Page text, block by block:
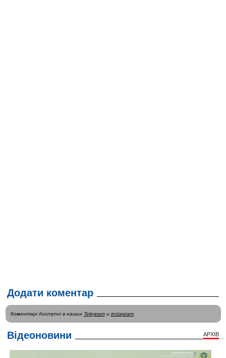
Додати коментар
Коментарі доступні в наших Telegramи instagram.
Відеоновини АРХІВ